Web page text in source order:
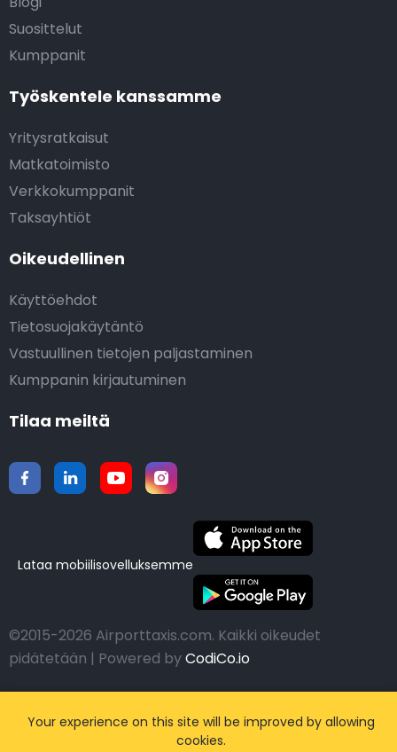
Suosittelut
Kumppanit
Työskentele kanssamme
Yritysratkaisut
Matkatoimisto
Verkkokumppanit
Taksayhtiöt
Oikeudellinen
Käyttöehdot
Tietosuojakäytäntö
Vastuullinen tietojen paljastaminen
Kumppanin kirjautuminen
Tilaa meiltä
Lataa mobiilisovelluksemme
©2015-2026 Airporttaxis.com. Kaikki oikeudet
pidätetään | Powered byCodiCo.io
Your experience on this site will be improved by allowing
cookies.